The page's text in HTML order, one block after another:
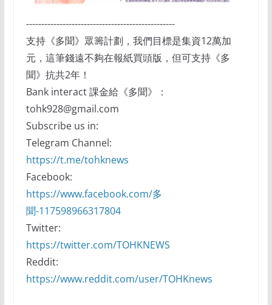
-------------------------------------------------
支持《多聞》眾籌計劃，我們目標是集資12萬加
元，這筆錢遠不夠在報紙買頭版，但可支持《多
聞》抗共2年！
Bank interact 課金給《多聞》：
tohk928@gmail.com
Subscribe us in:
Telegram Channel:
https://t.me/tohknews
Facebook:
https://www.facebook.com/多
聞-117598966317804
Twitter:
https://twitter.com/TOHKNEWS
Reddit:
https://www.reddit.com/user/TOHKnews